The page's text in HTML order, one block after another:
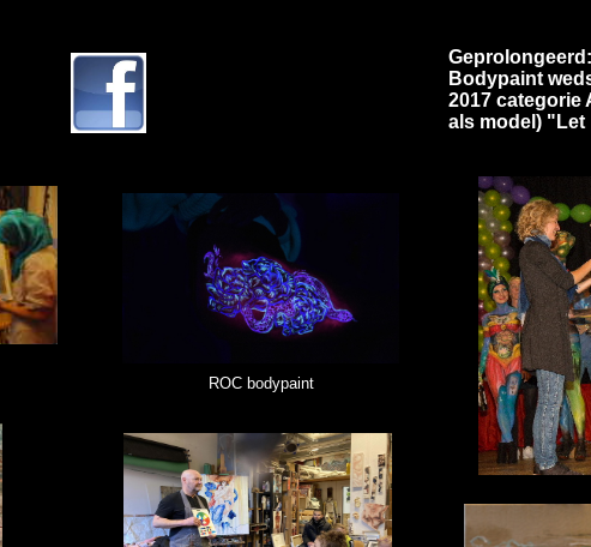
ROC bodypaint
Bodypaint
2017 categorie
als model) "Let